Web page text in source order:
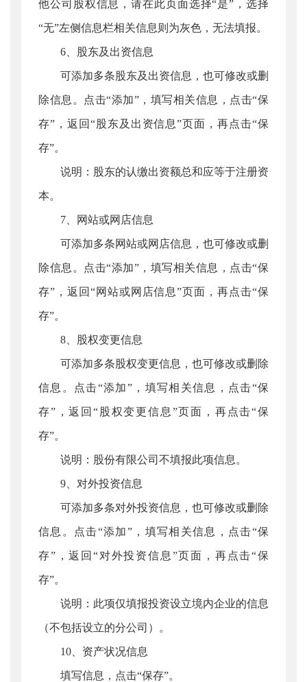
他公司股权信息，请在此页面选择“是”，选择
“无”左侧信息栏相关信息则为灰色，无法填报。
6、股东及出资信息
可添加多条股东及出资信息，也可修改或删
除信息。点击“添加”，填写相关信息，点击“保
存”，返回“股东及出资信息”页面，再点击“保
存”。
说明：股东的认缴出资额总和应等于注册资
本。
7、网站或网店信息
可添加多条网站或网店信息，也可修改或删
除信息。点击“添加”，填写相关信息，点击“保
存”，返回“网站或网店信息”页面，再点击“保
存”。
8、股权变更信息
可添加多条股权变更信息，也可修改或删除
信息。点击“添加”，填写相关信息，点击“保
存”，返回“股权变更信息”页面，再点击“保
存”。
说明：股份有限公司不填报此项信息。
9、对外投资信息
可添加多条对外投资信息，也可修改或删除
信息。点击“添加”，填写相关信息，点击“保
存”，返回“对外投资信息”页面，再点击“保
存”。
说明：此项仅填报投资设立境内企业的信息
（不包括设立的分公司）。
10、资产状况信息
填写信息，点击“保存”。